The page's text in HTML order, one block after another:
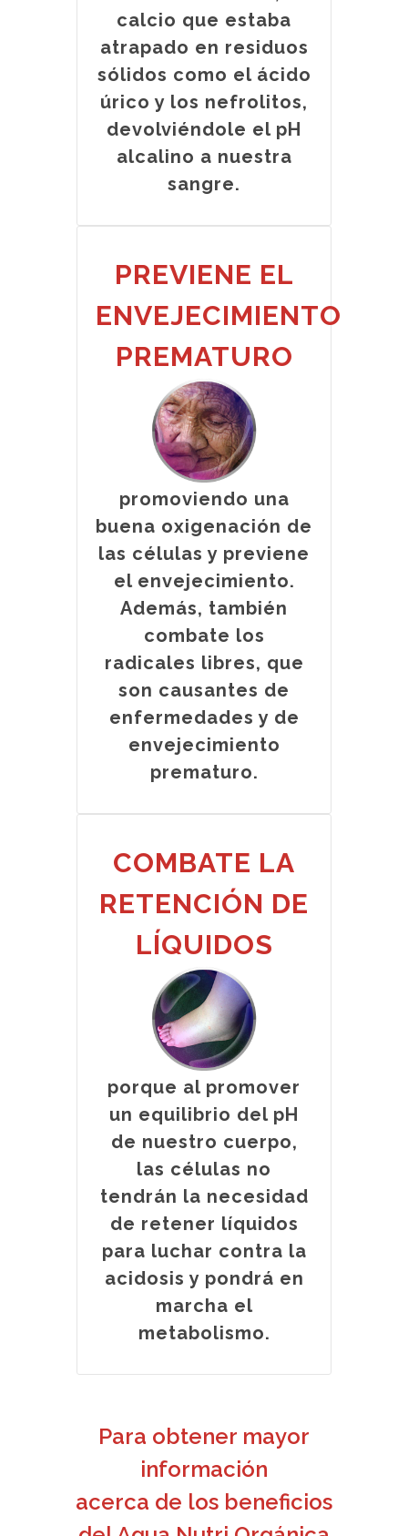
calcio que estaba
atrapado en residuos
sólidos como el ácido
úrico y los nefrolitos,
devolviéndole el pH
alcalino a nuestra
sangre.
PREVIENE EL
ENVEJECIMIENTO
PREMATURO
promoviendo una
buena oxigenación de
las células y previene
el envejecimiento.
Además, también
combate los
radicales libres, que
son causantes de
enfermedades y de
envejecimiento
prematuro.
COMBATE LA
RETENCIÓN DE
LÍQUIDOS
porque al promover
un equilibrio del pH
de nuestro cuerpo,
las células no
tendrán la necesidad
de retener líquidos
para luchar contra la
acidosis y pondrá en
marcha el
metabolismo.
Para obtener mayor
información
acerca de los beneficios